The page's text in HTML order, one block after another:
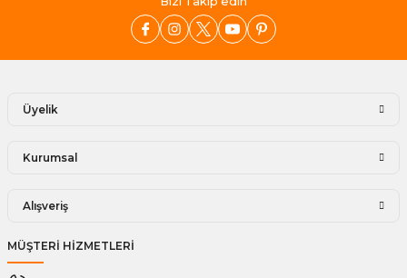
Üyelik
Kurumsal
Alışveriş
MÜŞTERİ HİZMETLERİ